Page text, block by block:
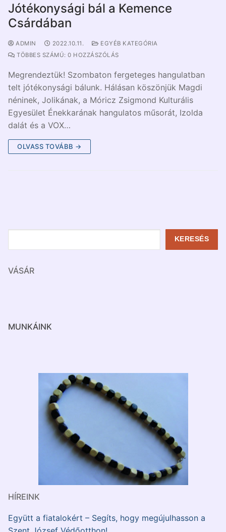
Jótékonysági bál a Kemence
Csárdában
ADMIN 2022.10.11.
EGYÉB KATEGÓRIA
TÖBBES SZÁMÚ: 0 HOZZÁSZÓLÁS
Megrendeztük! Szombaton fergeteges hangulatban
telt jótékonysági bálunk. Hálásan köszönjük Magdi
néninek, Jolikának, a Móricz Zsigmond Kulturális
Egyesület Énekkarának hangulatos műsorát, Izolda
dalát és a VOX…
OLVASS TOVÁBB →
KERESÉS
VÁSÁR
MUNKÁINK
HÍREINK
Együtt a fiatalokért – Segíts, hogy megújulhasson a